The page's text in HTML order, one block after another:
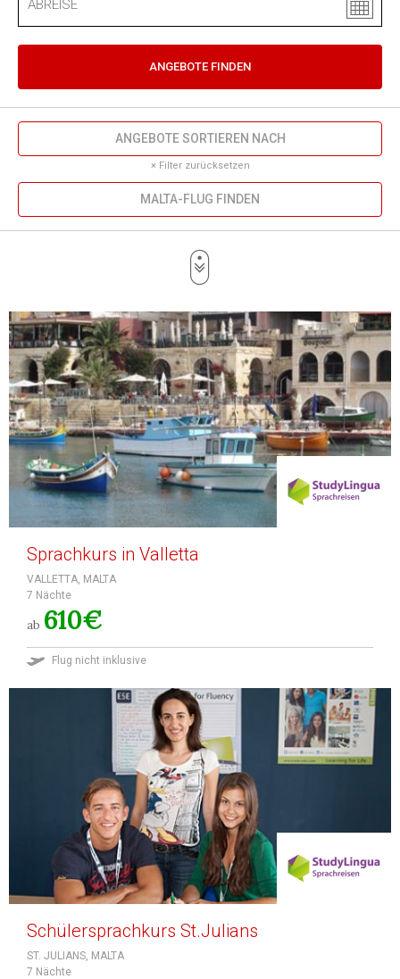
ANGEBOTE FINDEN
ANGEBOTE SORTIEREN NACH
× Filter zurücksetzen
MALTA-FLUG FINDEN
Sprachkurs in Valletta
VALLETTA, MALTA
7 Nächte
ab 610€
Flug nicht inklusive
Schülersprachkurs St.Julians
ST. JULIANS, MALTA
7 Nächte